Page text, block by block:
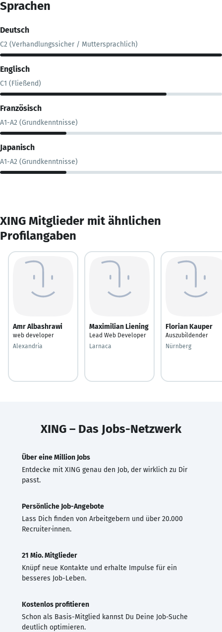
Sprachen
Deutsch
C2 (Verhandlungssicher / Muttersprachlich)
Englisch
C1 (Fließend)
Französisch
A1-A2 (Grundkenntnisse)
Japanisch
A1-A2 (Grundkenntnisse)
XING Mitglieder mit ähnlichen
Profilangaben
Amr Albashrawi
web developer
Alexandria
Maximilian Liening
Lead Web Developer
Larnaca
Florian Kauper
Auszubildender
Nürnberg
XING – Das Jobs-Netzwerk
Über eine Million Jobs
Entdecke mit XING genau den Job, der wirklich zu Dir
passt.
Persönliche Job-Angebote
Lass Dich finden von Arbeitgebern und über 20.000
Recruiter·innen.
21 Mio. Mitglieder
Knüpf neue Kontakte und erhalte Impulse für ein
besseres Job-Leben.
Kostenlos profitieren
Schon als Basis-Mitglied kannst Du Deine Job-Suche
deutlich optimieren.